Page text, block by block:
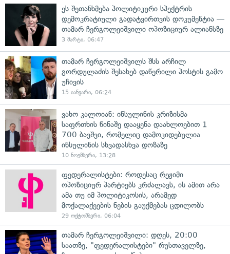
ეს შეთანხმება პოლიტიკური სპექტრის
დემოკრატიული გადატვირთვის დოკუმენტია —
თამარ ჩერგოლეიშვილი ოპოზიციურ ალიანსზე
3 მარტი, 06:47
თამარ ჩერგოლეიშვილს შსს არჩილ
გორდულაძის შესახებ დაწერილი პოსტის გამო
უჩივის
15 იანვარი, 06:24
ვახო კალოიან: ინსულინის კრიზისმა
საფრთხის წინაშე დააყენა დაახლოებით 1
700 ბავშვი, რომელიც დამოკიდებულია
ინსულინის სხვადასხვა დოზაზე
10 ნოემბერი, 13:28
ფედერალისტები: როდესაც რეჟიმი
ოპოზიციურ პარტიებს კრძალავს, ის ამით არა
ამა თუ იმ პოლიტიკოსის, არამედ
მოქალაქეების ნების გაუქმებას ცდილობს
29 ოქტომბერი, 06:04
თამარ ჩერგოლეიშვილი: დღეს, 20:00
საათზე, "ფედერალისტები" რუსთაველზე,